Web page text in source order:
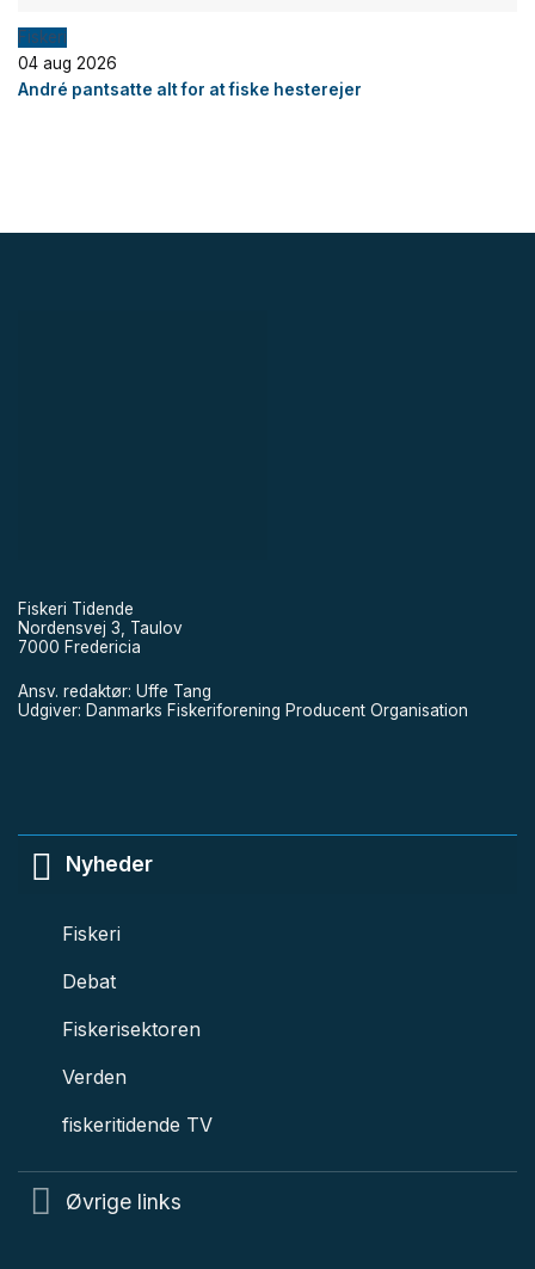
Fiskeri
04 aug 2026
André pantsatte alt for at fiske hesterejer
Fiskeri Tidende
Nordensvej 3, Taulov
7000 Fredericia
Ansv. redaktør: Uffe Tang
Udgiver: Danmarks Fiskeriforening Producent Organisation
Nyheder
Fiskeri
Debat
Fiskerisektoren
Verden
fiskeritidende TV
Øvrige links